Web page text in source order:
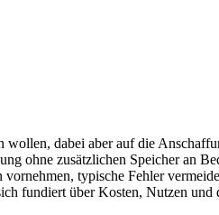
wollen, dabei aber auf die
ohne zusätzlichen Speicher an
typische Fehler
fundiert über Kosten, Nutzen und